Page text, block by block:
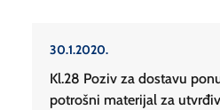
30.1.2020.
Kl.28 Poziv za dostavu
potrošni materijal za